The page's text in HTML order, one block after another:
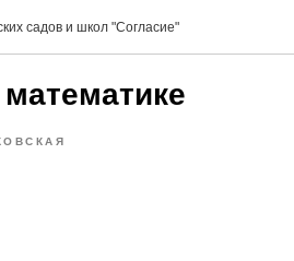
садов и школ "Согласие"